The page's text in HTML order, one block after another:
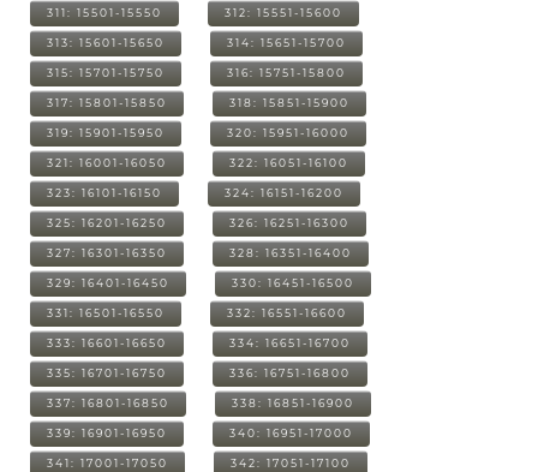
311: 15501-15550 312: 15551-15600
313: 15601-15650 314: 15651-15700
315: 15701-15750 316: 15751-15800
317: 15801-15850 318: 15851-15900
319: 15901-15950 320: 15951-16000
321: 16001-16050 322: 16051-16100
323: 16101-16150 324: 16151-16200
325: 16201-16250 326: 16251-16300
327: 16301-16350 328: 16351-16400
329: 16401-16450 330: 16451-16500
331: 16501-16550 332: 16551-16600
333: 16601-16650 334: 16651-16700
335: 16701-16750 336: 16751-16800
337: 16801-16850 338: 16851-16900
339: 16901-16950 340: 16951-17000
341: 17001-17050 342: 17051-17100